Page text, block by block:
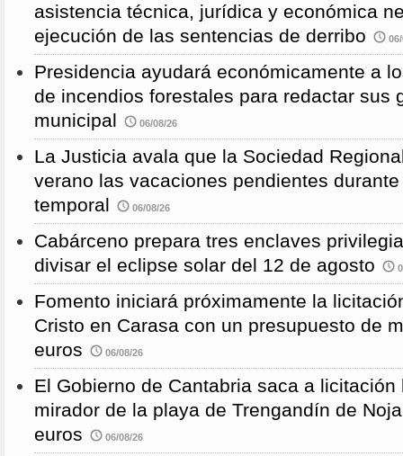
asistencia técnica, jurídica y económica
ejecución de las sentencias de derribo
Presidencia ayudará económicamente a
de incendios forestales para redactar sus
municipal
06/08/26
La Justicia avala que la Sociedad
verano las vacaciones pendientes
temporal
06/08/26
Cabárceno prepara tres enclaves
divisar el eclipse solar del 12 de agosto
Fomento iniciará próximamente la
Cristo en Carasa con un presupuesto de
euros
06/08/26
El Gobierno de Cantabria saca a
mirador de la playa de Trengandín de
euros
06/08/26